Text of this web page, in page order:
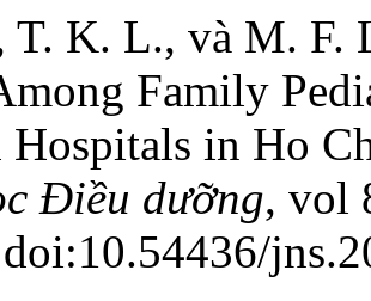
T. K. L., và M. F.
Family
Hospitals in Ho
Điều dưỡng, vol